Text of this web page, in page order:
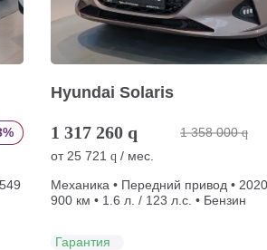
Hyundai Solaris
1 317 260 q 1 358 000 q
от 25 721 q / мес.
Механика • Передний привод • 2020
900 км • 1.6 л. / 123 л.с. • Бензин
Гарантия